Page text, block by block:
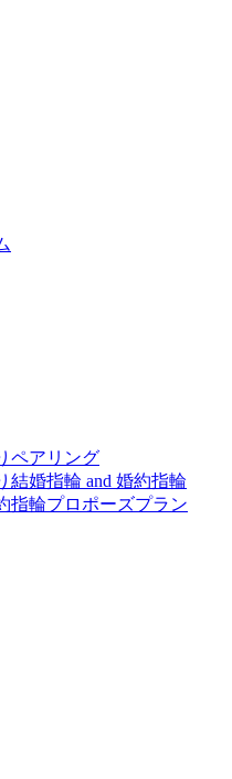
ペアリング
結婚指輪 and 婚約指輪
指輪プロポーズプラン